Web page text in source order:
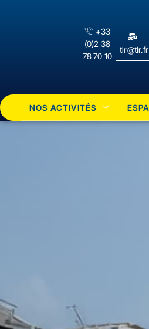
+33
(0)2 38
78 70 10
tlr@tlr.fr
NOS ACTIVITÉS